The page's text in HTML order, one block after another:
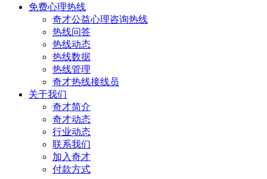
免费心理热线
奇才公益心理咨询热线
热线问答
热线动态
热线数据
热线管理
奇才热线接线员
关于我们
奇才简介
奇才动态
行业动态
联系我们
加入奇才
付款方式